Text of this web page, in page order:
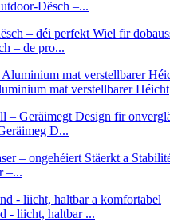
Dësch –...
– de pro...
mat verstellbarer Héicht
D...
–...
- liicht, haltbar ...